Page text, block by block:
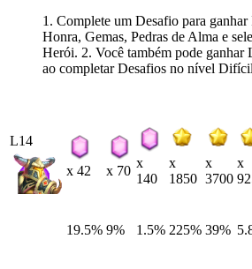
1. Complete um Desafio para ganhar
Honra, Gemas, Pedras de Alma e
Herói. 2. Você também pode ganhar
ao completar Desafios no nível
L14
x 42 x 70
x
140
x
1850
x
3700
x
19.5% 9% 1.5% 225% 39%